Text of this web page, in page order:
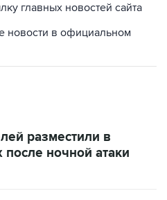
главных новостей сайта
новости в официальном
разместили в
ночной атаки